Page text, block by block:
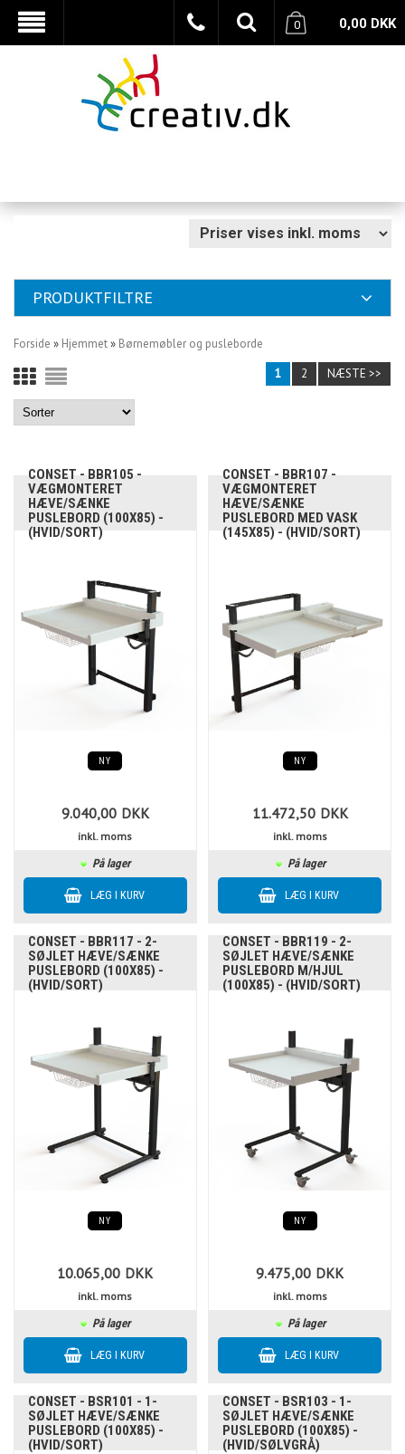
0,00 DKK
0
PRODUKTFILTRE
Forside » Hjemmet» Børnemøbler og pusleborde
1
2 NÆSTE >>
CONSET - BBR105 -
VÆGMONTERET
HÆVE/SÆNKE
PUSLEBORD (100X85) -
(HVID/SORT)
NY
9.040,00 DKK
inkl. moms
På lager
CONSET - BBR107 -
VÆGMONTERET
HÆVE/SÆNKE
PUSLEBORD MED VASK
(145X85) - (HVID/SORT)
NY
11.472,50 DKK
inkl. moms
På lager
CONSET - BBR117 - 2-
SØJLET HÆVE/SÆNKE
PUSLEBORD (100X85) -
(HVID/SORT)
NY
10.065,00 DKK
inkl. moms
På lager
CONSET - BBR119 - 2-
SØJLET HÆVE/SÆNKE
PUSLEBORD M/HJUL
(100X85) - (HVID/SORT)
NY
9.475,00 DKK
inkl. moms
På lager
CONSET - BSR101 - 1-
SØJLET HÆVE/SÆNKE
PUSLEBORD (100X85) -
(HVID/SORT)
CONSET - BSR103 - 1-
SØJLET HÆVE/SÆNKE
PUSLEBORD (100X85) -
(HVID/SØLVGRÅ)